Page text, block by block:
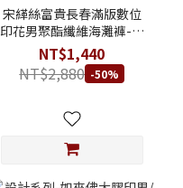
宋緙絲富貴長春滿版數位
印花男聚酯纖維海灘褲-花
白
NT$1,440
NT$2,880 -50%